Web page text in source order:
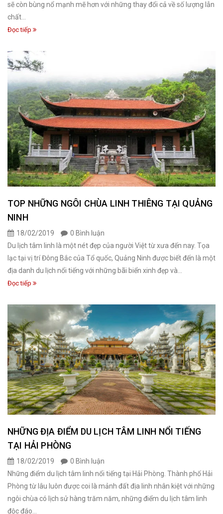
sẽ còn bùng nổ mạnh mẽ hơn với những thay đổi cả về số lượng lẫn
chất...
Đọc tiếp
TOP NHỮNG NGÔI CHÙA LINH THIÊNG TẠI QUẢNG
NINH
18/02/2019
0 Bình luận
Du lịch tâm linh là một nét đẹp của người Việt từ xưa đến nay. Tọa
lạc tại vị trí Đông Bắc của Tổ quốc, Quảng Ninh được biết đến là một
địa danh du lịch nổi tiếng với những bãi biển xinh đẹp và...
Đọc tiếp
NHỮNG ĐỊA ĐIỂM DU LỊCH TÂM LINH NỔI TIẾNG
TẠI HẢI PHÒNG
18/02/2019
0 Bình luận
Những điểm du lịch tâm linh nổi tiếng tại Hải Phòng. Thành phố Hải
Phòng từ lâu luôn được coi là mảnh đất địa linh nhân kiệt với những
ngôi chùa có lịch sử hàng trăm năm, những điểm du lịch tâm linh
độc đáo...